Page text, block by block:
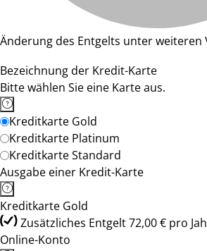
Änderung des Entgelts unter weiteren
Bezeichnung der Kredit-Karte
Bitte wählen Sie eine Karte aus.
Kreditkarte Gold
Kreditkarte Platinum
Kreditkarte Standard
Ausgabe einer Kredit-Karte
Kreditkarte Gold
Zusätzliches Entgelt 72,00 € pro
Online-Konto